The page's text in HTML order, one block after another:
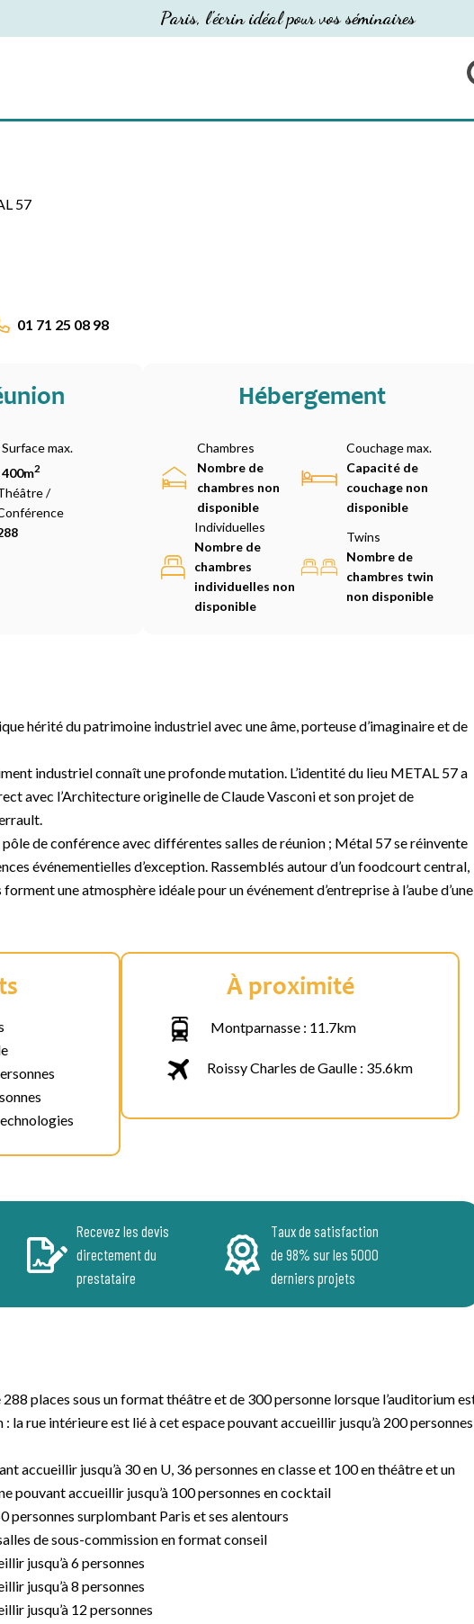
Paris, l'écrin idéal pour vos séminaires
57
01 71 25 08 98
Surface max.
400m2
/
Hébergement
Chambres
Nombre de
chambres non
disponible
Couchage max.
Capacité de
couchage non
disponible
Individuelles
Nombre de
chambres
individuelles non
disponible
Twins
Nombre de
chambres twin
non disponible
hérité du patrimoine industriel avec une âme, porteuse d’imaginaire et de
industriel connaît une profonde mutation. L’identité du lieu METAL 57 a
avec l’Architecture originelle de Claude Vasconi et son projet de
de conférence avec différentes salles de réunion ; Métal 57 se réinvente
événementielles d’exception. Rassemblés autour d’un foodcourt central,
une atmosphère idéale pour un événement d’entreprise à l’aube d’une
À proximité
Montparnasse : 11.7km
Roissy Charles de Gaulle : 35.6km
Recevez les devis
directement du
prestataire
Taux de satisfaction
de 98% sur les 5000
derniers projets
places sous un format théâtre et de 300 personne lorsque l’auditorium
la rue intérieure est lié à cet espace pouvant accueillir jusqu’à 200 personnes
accueillir jusqu’à 30 en U, 36 personnes en classe et 100 en théâtre et un
pouvant accueillir jusqu’à 100 personnes en cocktail
personnes surplombant Paris et ses alentours
de sous-commission en format conseil
jusqu’à 6 personnes
jusqu’à 8 personnes
jusqu’à 12 personnes